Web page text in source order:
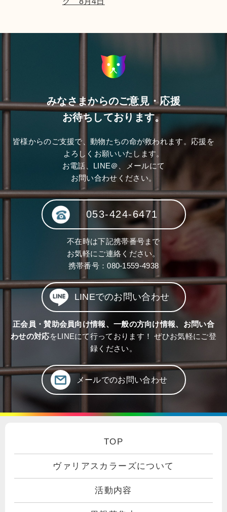
みなさまからのご意見・応援
お待ちしております。
皆様からのご支援で、動物たちの命が救われます。応援を
よろしくお願いいたします。
お電話、LINE＠、メールにて
お問い合わせください。
053-424-6471
不在時は下記携帯番号まで
お気軽にご連絡ください。
携帯番号：080-1559-4938
LINEでのお問い合わせ
正会員・賛助会員向け情報、一般の方向け情報、お問い合
わせの対応をLINEにて行っております！ ぜひお気軽にご登
録ください。
メールでのお問い合わせ
TOP
ヴァリアスカラーズについて
活動内容